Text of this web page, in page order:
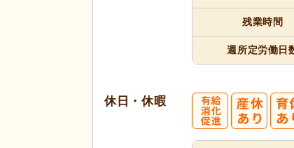
残業時間
週所定労働日
休日・休暇